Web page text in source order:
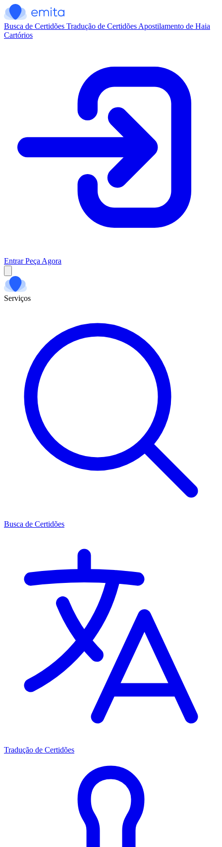
Busca de Certidões Tradução de Certidões Apostilamento de Haia
Cartórios
Entrar Peça Agora
Serviços
Busca de Certidões
Tradução de Certidões